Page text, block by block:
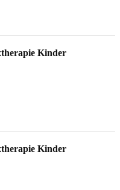
Kinder
Kinder